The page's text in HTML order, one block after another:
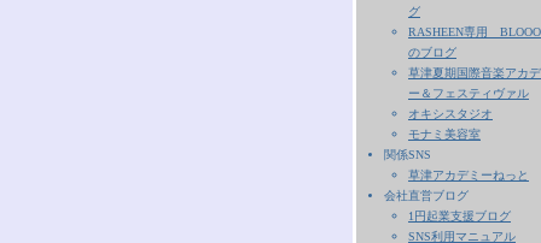
グ
RASHEEN専用
のブログ
草津夏期国際音楽アカデ
ー＆フェスティヴァル
オキシスタジオ
モナミ美容室
関係SNS
草津アカデミーねっと
会社直営ブログ
1円起業支援ブログ
SNS利用マニュアル